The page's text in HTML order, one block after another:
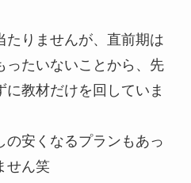
たりませんが、直前期は
ったいないことから、先
教材だけを回していま
の安くなるプランもあっ
せん笑